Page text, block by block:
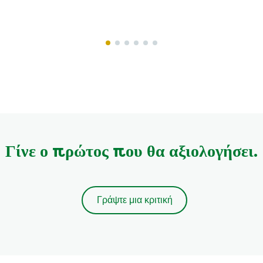
Γίνε ο πρώτος που θα αξιολογήσει.
Γράψτε μια κριτική